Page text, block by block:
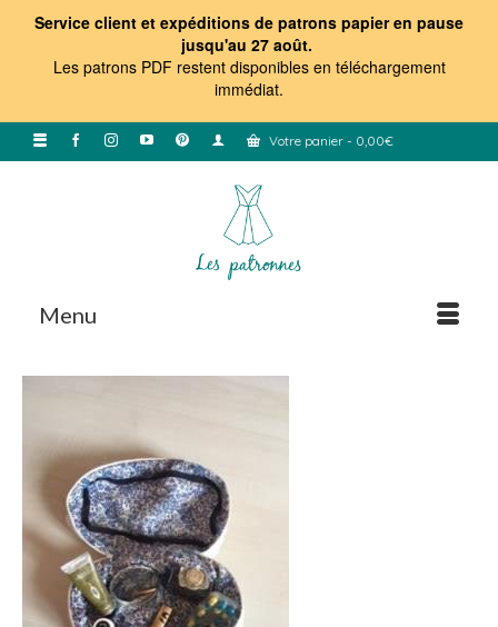
Service client et expéditions de patrons papier en pause
jusqu'au 27 août.
Les patrons PDF restent disponibles en téléchargement
immédiat.
Votre panier - 0,00€
Menu